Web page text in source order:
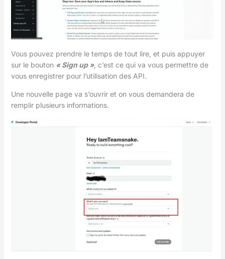
Vous pouvez prendre le temps de tout lire, et puis appuyer
sur le bouton « Sign up », c’est ce qui va vous permettre de
vous enregistrer pour l’utilisation des API.
Une nouvelle page va s’ouvrir et on vous demandera de
remplir plusieurs informations.